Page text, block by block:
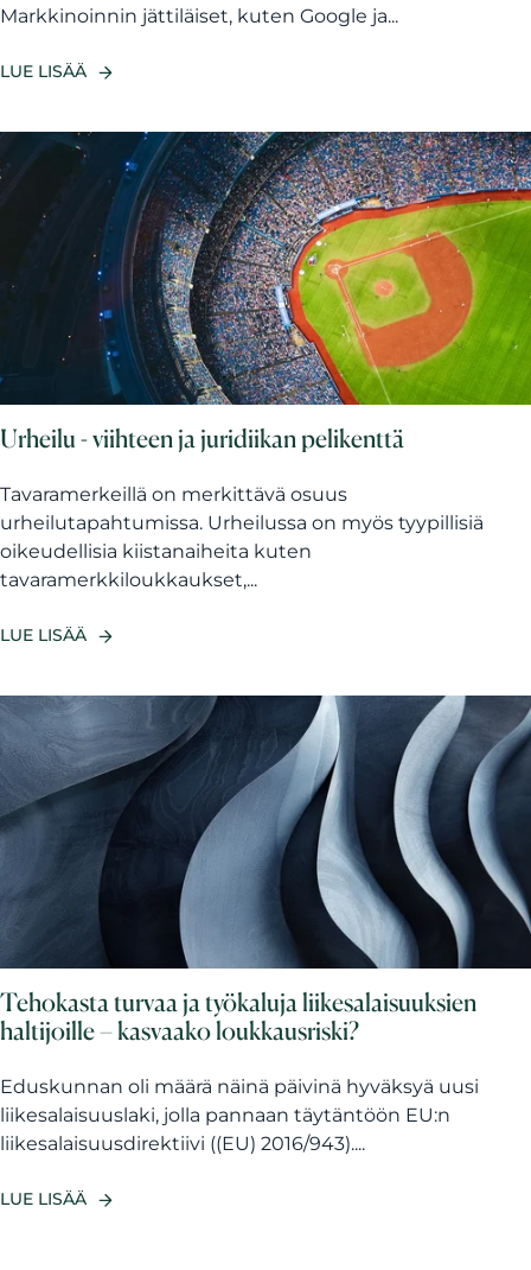
Markkinoinnin jättiläiset, kuten Google ja...
LUE LISÄÄ
Urheilu - viihteen ja juridiikan pelikenttä
Tavaramerkeillä on merkittävä osuus
urheilutapahtumissa. Urheilussa on myös tyypillisiä
oikeudellisia kiistanaiheita kuten
tavaramerkkiloukkaukset,...
LUE LISÄÄ
Tehokasta turvaa ja työkaluja liikesalaisuuksien
haltijoille – kasvaako loukkausriski?
Eduskunnan oli määrä näinä päivinä hyväksyä uusi
liikesalaisuuslaki, jolla pannaan täytäntöön EU:n
liikesalaisuusdirektiivi ((EU) 2016/943)....
LUE LISÄÄ